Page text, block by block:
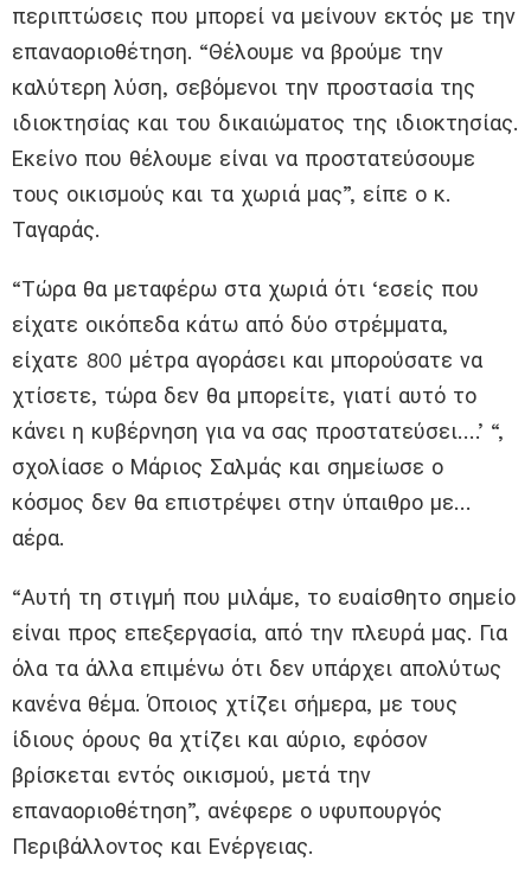
περιπτώσεις που μπορεί να μείνουν εκτός με την
επαναοριοθέτηση. “Θέλουμε να βρούμε την
καλύτερη λύση, σεβόμενοι την προστασία της
ιδιοκτησίας και του δικαιώματος της ιδιοκτησίας.
Εκείνο που θέλουμε είναι να προστατεύσουμε
τους οικισμούς και τα χωριά μας”, είπε ο κ.
Ταγαράς.
“Τώρα θα μεταφέρω στα χωριά ότι ‘εσείς που
είχατε οικόπεδα κάτω από δύο στρέμματα,
είχατε 800 μέτρα αγοράσει και μπορούσατε να
χτίσετε, τώρα δεν θα μπορείτε, γιατί αυτό το
κάνει η κυβέρνηση για να σας προστατεύσει….’ “,
σχολίασε ο Μάριος Σαλμάς και σημείωσε ο
κόσμος δεν θα επιστρέψει στην ύπαιθρο με…
αέρα.
“Αυτή τη στιγμή που μιλάμε, το ευαίσθητο σημείο
είναι προς επεξεργασία, από την πλευρά μας. Για
όλα τα άλλα επιμένω ότι δεν υπάρχει απολύτως
κανένα θέμα. Όποιος χτίζει σήμερα, με τους
ίδιους όρους θα χτίζει και αύριο, εφόσον
βρίσκεται εντός οικισμού, μετά την
επαναοριοθέτηση”, ανέφερε ο υφυπουργός
Περιβάλλοντος και Ενέργειας.